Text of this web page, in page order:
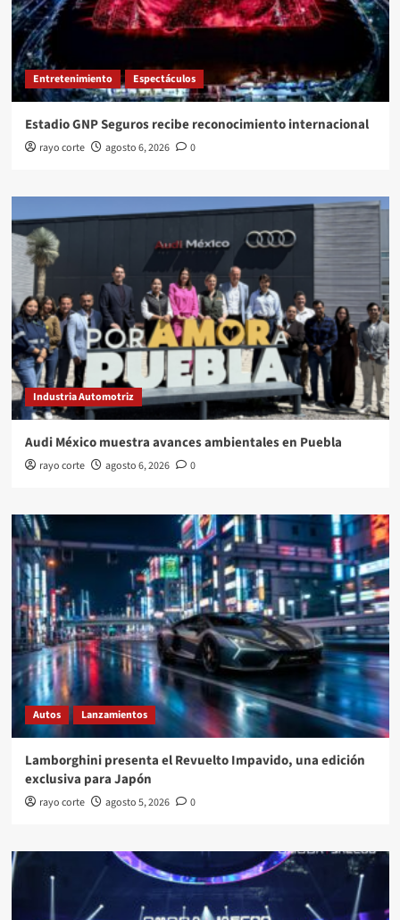
Entretenimiento Espectáculos
Estadio GNP Seguros recibe reconocimiento internacional
rayo corte agosto 6, 2026 0
Industria Automotriz
Audi México muestra avances ambientales en Puebla
rayo corte agosto 6, 2026 0
Autos Lanzamientos
Lamborghini presenta el Revuelto Impavido, una edición
exclusiva para Japón
rayo corte agosto 5, 2026 0